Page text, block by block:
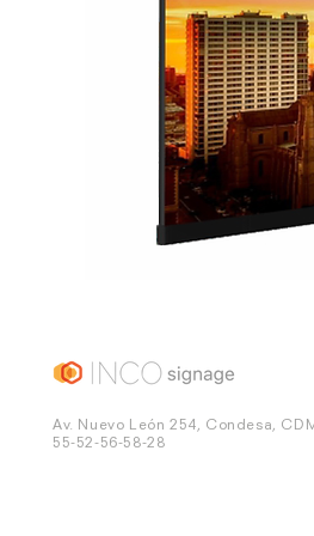
Av. Nuevo León 254, Condesa,
55-52-56-58-28